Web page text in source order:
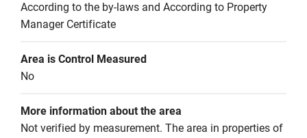
According to the by-laws and According to Property
Manager Certificate
Area is Control Measured
No
More information about the area
Not verified by measurement. The area in properties of